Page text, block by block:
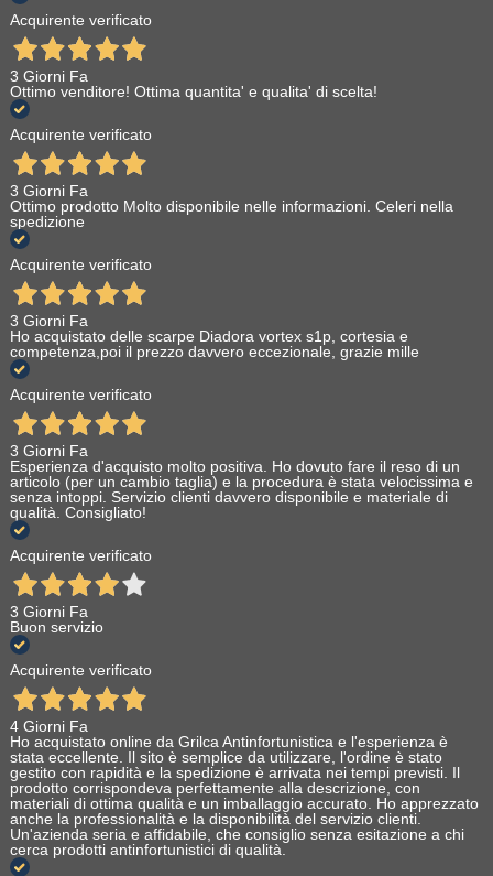
Acquirente verificato
3 Giorni Fa
Ottimo venditore! Ottima quantita' e qualita' di scelta!
Acquirente verificato
3 Giorni Fa
Ottimo prodotto Molto disponibile nelle informazioni. Celeri nella
spedizione
Acquirente verificato
3 Giorni Fa
Ho acquistato delle scarpe Diadora vortex s1p, cortesia e
competenza,poi il prezzo davvero eccezionale, grazie mille
Acquirente verificato
3 Giorni Fa
Esperienza d'acquisto molto positiva. Ho dovuto fare il reso di un
articolo (per un cambio taglia) e la procedura è stata velocissima e
senza intoppi. Servizio clienti davvero disponibile e materiale di
qualità. Consigliato!
Acquirente verificato
3 Giorni Fa
Buon servizio
Acquirente verificato
4 Giorni Fa
Ho acquistato online da Grilca Antinfortunistica e l'esperienza è
stata eccellente. Il sito è semplice da utilizzare, l'ordine è stato
gestito con rapidità e la spedizione è arrivata nei tempi previsti. Il
prodotto corrispondeva perfettamente alla descrizione, con
materiali di ottima qualità e un imballaggio accurato. Ho apprezzato
anche la professionalità e la disponibilità del servizio clienti.
Un'azienda seria e affidabile, che consiglio senza esitazione a chi
cerca prodotti antinfortunistici di qualità.